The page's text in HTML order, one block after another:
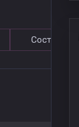
Состав